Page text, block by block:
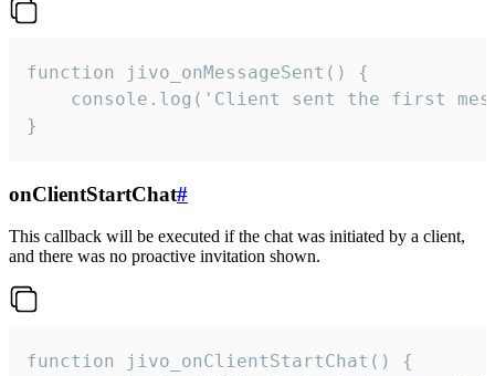
function jivo_onMessageSent() {
console.log('Client sent the first
}
onClientStartChat#
This callback will be executed if the chat was initiated by a client,
and there was no proactive invitation shown.
function jivo_onClientStartChat() {